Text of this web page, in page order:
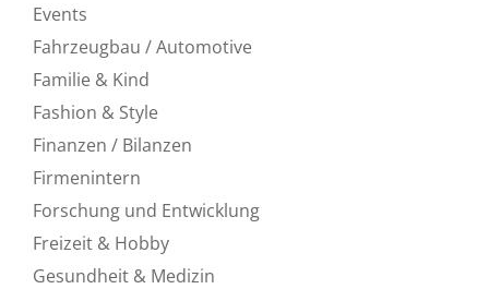
Events
Fahrzeugbau / Automotive
Familie & Kind
Fashion & Style
Finanzen / Bilanzen
Firmenintern
Forschung und Entwicklung
Freizeit & Hobby
Gesundheit & Medizin